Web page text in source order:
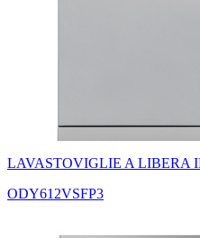
LAVASTOVIGLIE A LIBERA
ODY612VSFP3